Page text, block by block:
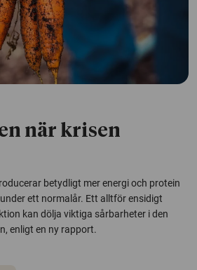
när krisen
betydligt mer energi och protein
ett normalår. Ett alltför ensidigt
kan dölja viktiga sårbarheter i den
enligt en ny rapport.